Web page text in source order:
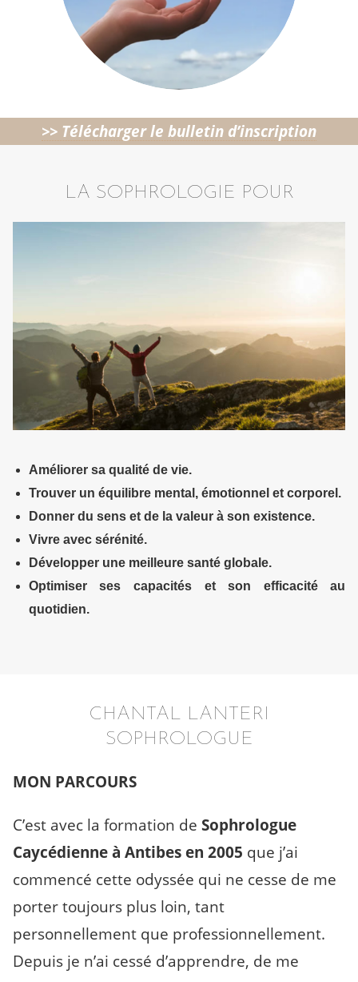
>> Télécharger le bulletin d’inscription
LA SOPHROLOGIE POUR
Améliorer sa qualité de vie.
Trouver un équilibre mental, émotionnel et corporel.
Donner du sens et de la valeur à son existence.
Vivre avec sérénité.
Développer une meilleure santé globale.
Optimiser ses capacités et son efficacitéau
quotidien.
CHANTAL LANTERI
SOPHROLOGUE
MON PARCOURS
C’est avec la formation de Sophrologue
Caycédienne à Antibes en 2005 que j’ai
commencé cette odyssée qui ne cesse de me
porter toujours plus loin, tant
personnellement que professionnellement.
Depuis je n’ai cessé d’apprendre, de me